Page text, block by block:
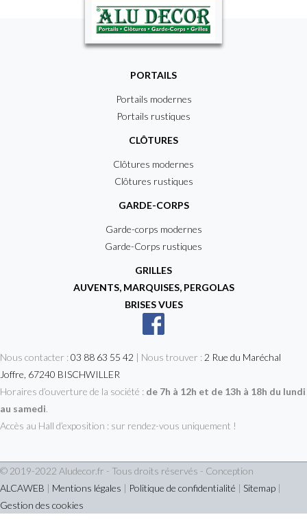
PORTAILS
Portails modernes
Portails rustiques
CLÔTURES
Clôtures modernes
Clôtures rustiques
GARDE-CORPS
Garde-corps modernes
Garde-Corps rustiques
GRILLES
AUVENTS, MARQUISES, PERGOLAS
BRISES VUES
Nous contacter :03 88 63 55 42 | Nous trouver : 2 Rue du Maréchal
Joffre, 67240 BISCHWILLER
Horaires d’ouverture de la société : de 7h à 12h et de 13h à 18h du lundi
au samedi
Accès au Hall d’exposition : sur rendez-vous uniquement !
© 2019-2022 Aludecor.fr - Tous droits réservés - Conception
ALCAWEB | Mentions légales | Politique de confidentialité | Sitemap |
Gestion des cookies